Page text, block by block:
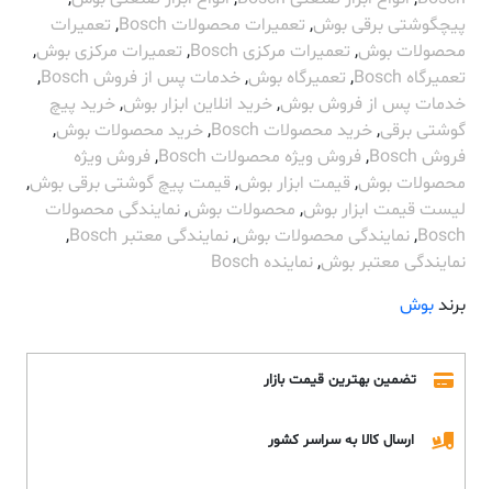
پیچگوشتی برقی بوش, تعمیرات محصولات Bosch , تعمیرات
محصولات بوش, تعمیرات مرکزی Bosch , تعمیرات مرکزی بوش,
تعمیرگاه Bosch
, تعمیرگاه بوش,خدمات پس از فروش Bosch
,
خدمات پس از فروش بوش,خرید انلاین ابزار بوش,خرید پیچ
گوشتی برقی,خرید محصولات Bosch ,خرید محصولات بوش,
فروش Bosch
, فروش ویژه محصولات Bosch , فروش ویژه
محصولات بوش, قیمت ابزار بوش, قیمت پیچ گوشتی برقی بوش,
لیست قیمت ابزار بوش, محصولات بوش,نمایندگی محصولات
Bosch
,نمایندگی محصولات بوش,نمایندگی معتبر Bosch
,
نمایندگی معتبر بوش,نماینده Bosch
برندبوش
تضمین بهترین قیمت بازار
ارسال کالا به سراسر کشور